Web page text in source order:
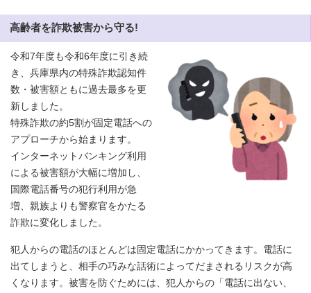
高齢者を詐欺被害から守る!
令和7年度も令和6年度に引き続
き、兵庫県内の特殊詐欺認知件
数・被害額ともに過去最多を更
新しました。
特殊詐欺の約5割が固定電話への
アプローチから始まります。
インターネットバンキング利用
による被害額が大幅に増加し、
国際電話番号の犯行利用が急
増、親族よりも警察官をかたる
詐欺に変化しました。
犯人からの電話のほとんどは固定電話にかかってきます。電話に
出てしまうと、相手の巧みな話術によってだまされるリスクが高
くなります。被害を防ぐためには、犯人からの「電話に出ない、